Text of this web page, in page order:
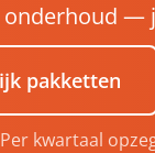
onderhoud
pakketten
kwartaal